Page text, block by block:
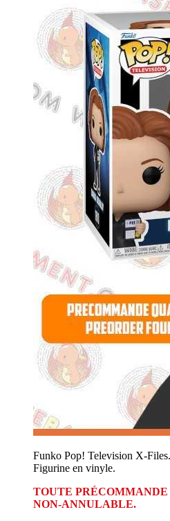
Funko Pop! Television X-
Figurine en vinyle.
TOUTE
NON-ANNULABLE.